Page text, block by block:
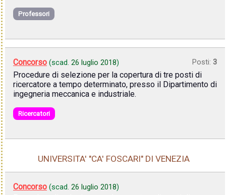
Professori
Concorso (scad. 26 luglio 2018) Posti: 3
Procedure di selezione per la copertura di tre posti di
ricercatore a tempo determinato, presso il Dipartimento di
ingegneria meccanica e industriale.
Ricercatori
UNIVERSITA' "CA' FOSCARI" DI VENEZIA
Concorso (scad. 26 luglio 2018)